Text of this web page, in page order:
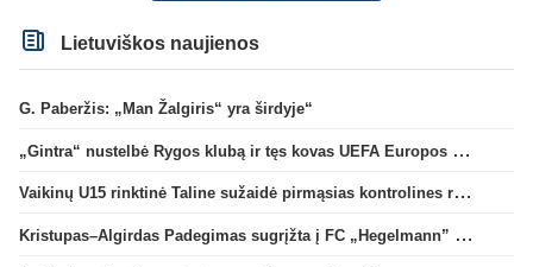
Lietuviškos naujienos
G. Paberžis: „Man Žalgiris“ yra širdyje“
„Gintra“ nustelbė Rygos klubą ir tęs kovas UEFA Europos taurės atrankoje
Vaikinų U15 rinktinė Taline sužaidė pirmąsias kontrolines rungtynes
Kristupas–Algirdas Padegimas sugrįžta į FC „Hegelmann” B sudėtį